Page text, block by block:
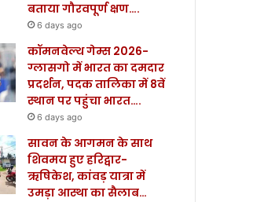
बताया गौरवपूर्ण क्षण….
6 days ago
कॉमनवेल्थ गेम्स 2026-
ग्लासगो में भारत का दमदार
प्रदर्शन, पदक तालिका में 8वें
स्थान पर पहुंचा भारत….
6 days ago
सावन के आगमन के साथ
शिवमय हुए हरिद्वार-
ऋषिकेश, कांवड़ यात्रा में
उमड़ा आस्था का सैलाब…